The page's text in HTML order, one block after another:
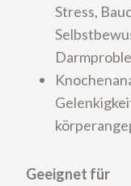
Stress,
Geeignet für